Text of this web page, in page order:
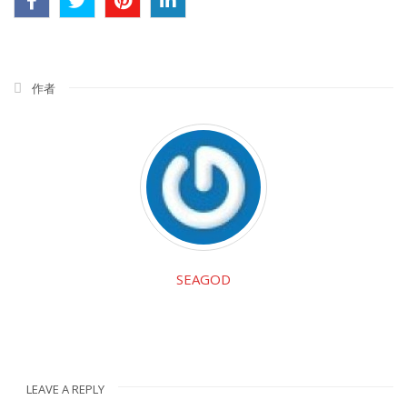
作者
SEAGOD
LEAVE A REPLY